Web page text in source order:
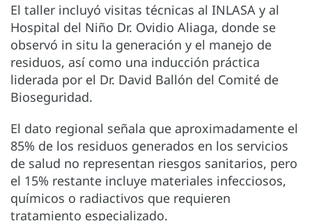
El taller incluyó visitas técnicas al INLASA y al
Hospital del Niño Dr. Ovidio Aliaga, donde se
observó in situ la generación y el manejo de
residuos, así como una inducción práctica
liderada por el Dr. David Ballón del Comité de
Bioseguridad.
El dato regional señala que aproximadamente el
85% de los residuos generados en los servicios
de salud no representan riesgos sanitarios, pero
el 15% restante incluye materiales infecciosos,
químicos o radiactivos que requieren
tratamiento especializado.